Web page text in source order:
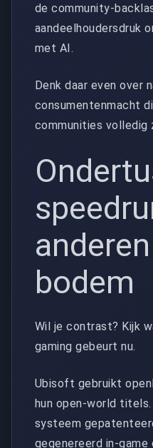
de community-
aandeelhoudersdruk
met AI.
Denk daar even over
consumentenmacht
communities volledig
bodem
Wil je contrast? Kijk
gaming gebeurt nu.
Ubisoft gebruikt
hun open-world
systeem
gegenereerd in-game